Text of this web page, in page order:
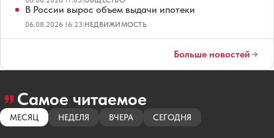
В России вырос объем выдачи ипотеки
06.08.2026 16:23|НЕДВИЖИМОСТЬ
Больше новостей
Самое читаемое
МЕСЯЦ НЕДЕЛЯ ВЧЕРА СЕГОДНЯ